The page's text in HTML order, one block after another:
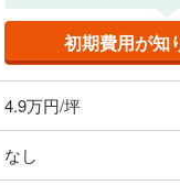
初期費用が知
4.9万円/坪
なし